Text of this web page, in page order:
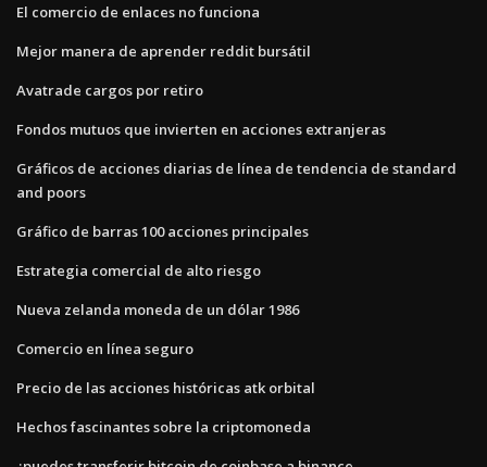
El comercio de enlaces no funciona
Mejor manera de aprender reddit bursátil
Avatrade cargos por retiro
Fondos mutuos que invierten en acciones extranjeras
Gráficos de acciones diarias de línea de tendencia de standard
and poors
Gráfico de barras 100 acciones principales
Estrategia comercial de alto riesgo
Nueva zelanda moneda de un dólar 1986
Comercio en línea seguro
Precio de las acciones históricas atk orbital
Hechos fascinantes sobre la criptomoneda